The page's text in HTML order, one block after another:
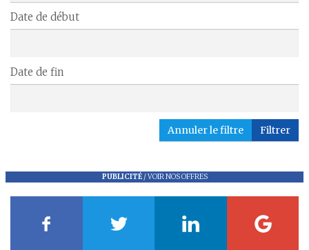
Date de début
Date de fin
Filtrer
Annuler le filtre
PUBLICITÉ/VOIR NOS OFFRES